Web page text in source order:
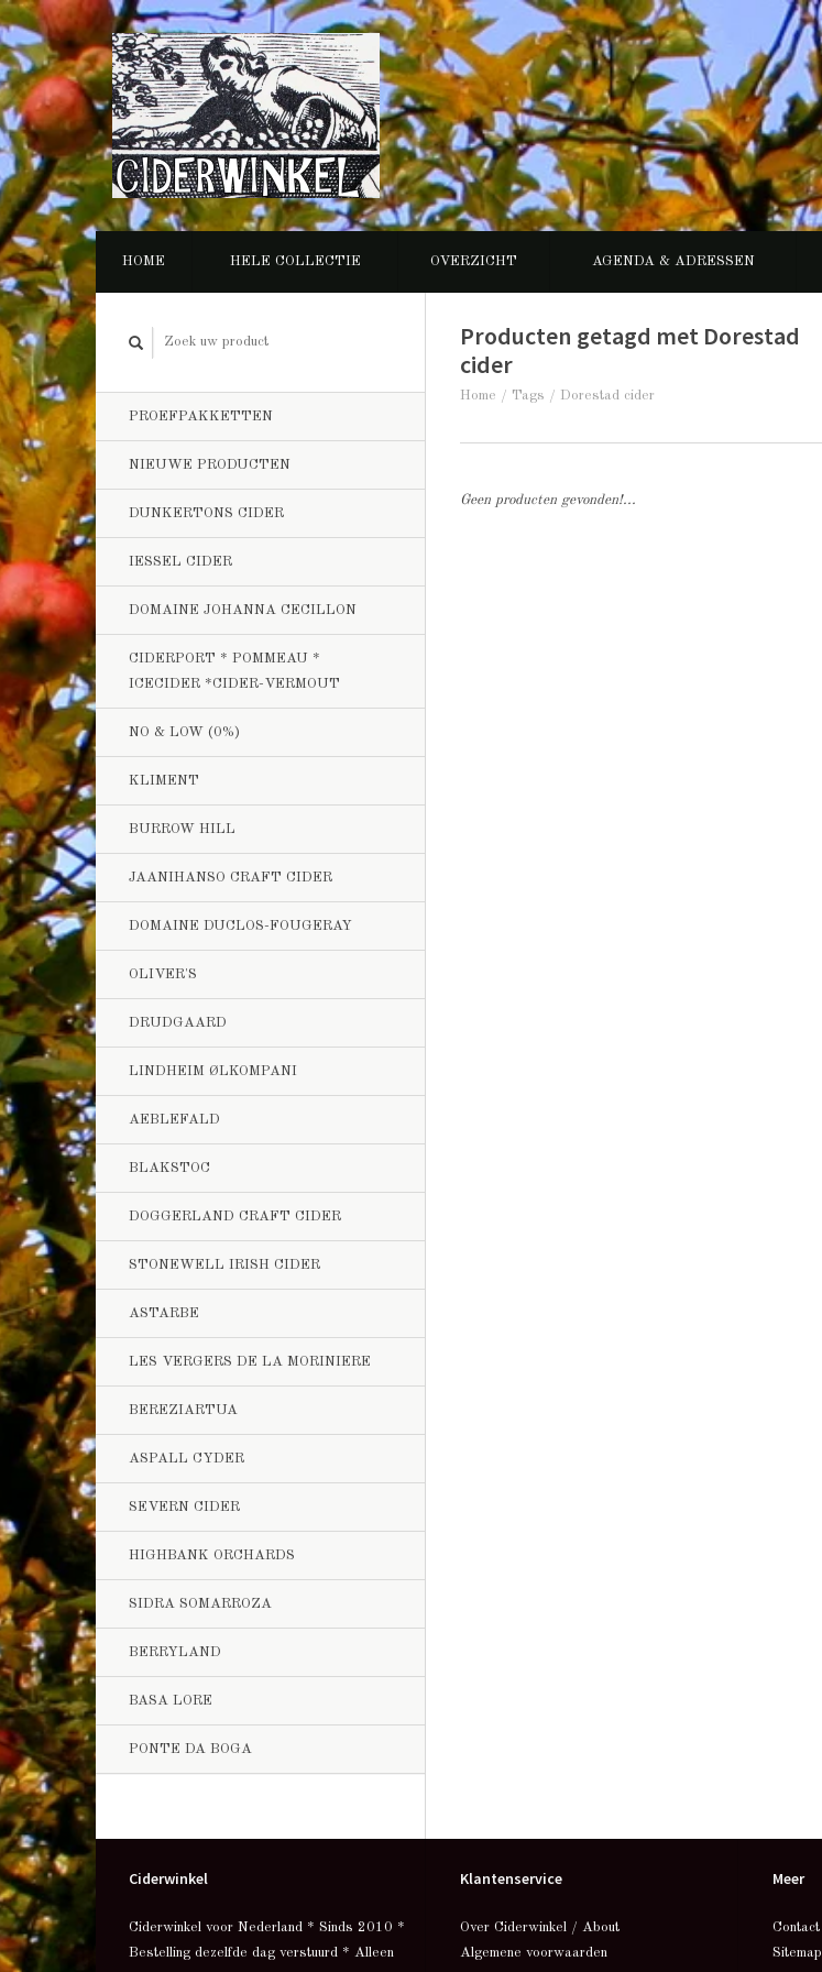
HOME HELE COLLECTIE OVERZICHT AGENDA & ADRESSEN
PROEFPAKKETTEN
NIEUWE PRODUCTEN
DUNKERTONS CIDER
IESSEL CIDER
DOMAINE JOHANNA CECILLON
CIDERPORT * POMMEAU *
ICECIDER *CIDER-VERMOUT
NO & LOW (0%)
KLIMENT
BURROW HILL
JAANIHANSO CRAFT CIDER
DOMAINE DUCLOS-FOUGERAY
OLIVER'S
DRUDGAARD
LINDHEIM ØLKOMPANI
AEBLEFALD
BLAKSTOC
DOGGERLAND CRAFT CIDER
STONEWELL IRISH CIDER
ASTARBE
LES VERGERS DE LA MORINIERE
BEREZIARTUA
ASPALL CYDER
SEVERN CIDER
HIGHBANK ORCHARDS
SIDRA SOMARROZA
BERRYLAND
BASA LORE
PONTE DA BOGA
Producten getagd met Dorestad
cider
Home / Tags / Dorestad cider
Geen producten gevonden!...
Ciderwinkel
Ciderwinkel voor Nederland * Sinds 2010 *
Bestelling dezelfde dag verstuurd * Alleen
Klantenservice
Over Ciderwinkel / About
Algemene voorwaarden
Meer
Contact
Sitemap